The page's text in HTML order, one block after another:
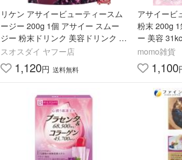
リケン アサイービューティースム
ージー 200g 1個 アサイー スムー
ジー 粉末ドリンク 美容ドリンク 健
康食品 ポリフェノール 女性 ギフト
プレゼント 朝食
スオスダイ ヤフー店
1,120円 送料無料
アサイービ
粉末 200g
ー 美容 31kcal 日
トリケン】
momo雑貨
1,100